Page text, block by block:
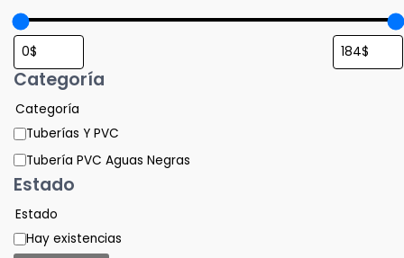
Categoría
Categoría
Tuberías Y PVC
Tubería PVC Aguas Negras
Estado
Estado
Hay existencias